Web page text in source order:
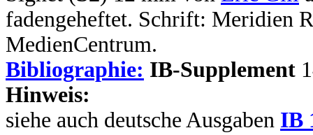
fadengeheftet. Schrift: Meridien
MedienCentrum.
Bibliographie: IB-Supplement
Hinweis:
siehe auch deutsche Ausgaben IB